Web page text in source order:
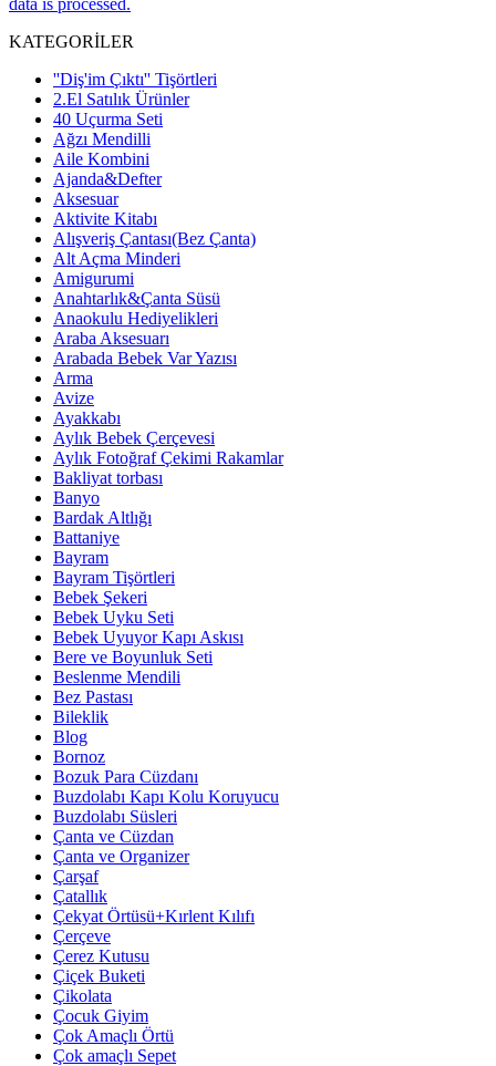
KATEGORİLER
''Diş'im Çıktı'' Tişörtleri
2.El Satılık Ürünler
40 Uçurma Seti
Ağzı Mendilli
Aile Kombini
Ajanda&Defter
Aksesuar
Aktivite Kitabı
Alışveriş Çantası(Bez Çanta)
Alt Açma Minderi
Amigurumi
Anahtarlık&Çanta Süsü
Anaokulu Hediyelikleri
Araba Aksesuarı
Arabada Bebek Var Yazısı
Arma
Avize
Ayakkabı
Aylık Bebek Çerçevesi
Aylık Fotoğraf Çekimi Rakamlar
Bakliyat torbası
Banyo
Bardak Altlığı
Battaniye
Bayram
Bayram Tişörtleri
Bebek Şekeri
Bebek Uyku Seti
Bebek Uyuyor Kapı Askısı
Bere ve Boyunluk Seti
Beslenme Mendili
Bez Pastası
Bileklik
Blog
Bornoz
Bozuk Para Cüzdanı
Buzdolabı Kapı Kolu Koruyucu
Buzdolabı Süsleri
Çanta ve Cüzdan
Çanta ve Organizer
Çarşaf
Çatallık
Çekyat Örtüsü+Kırlent Kılıfı
Çerçeve
Çerez Kutusu
Çiçek Buketi
Çikolata
Çocuk Giyim
Çok Amaçlı Örtü
Çok amaçlı Sepet